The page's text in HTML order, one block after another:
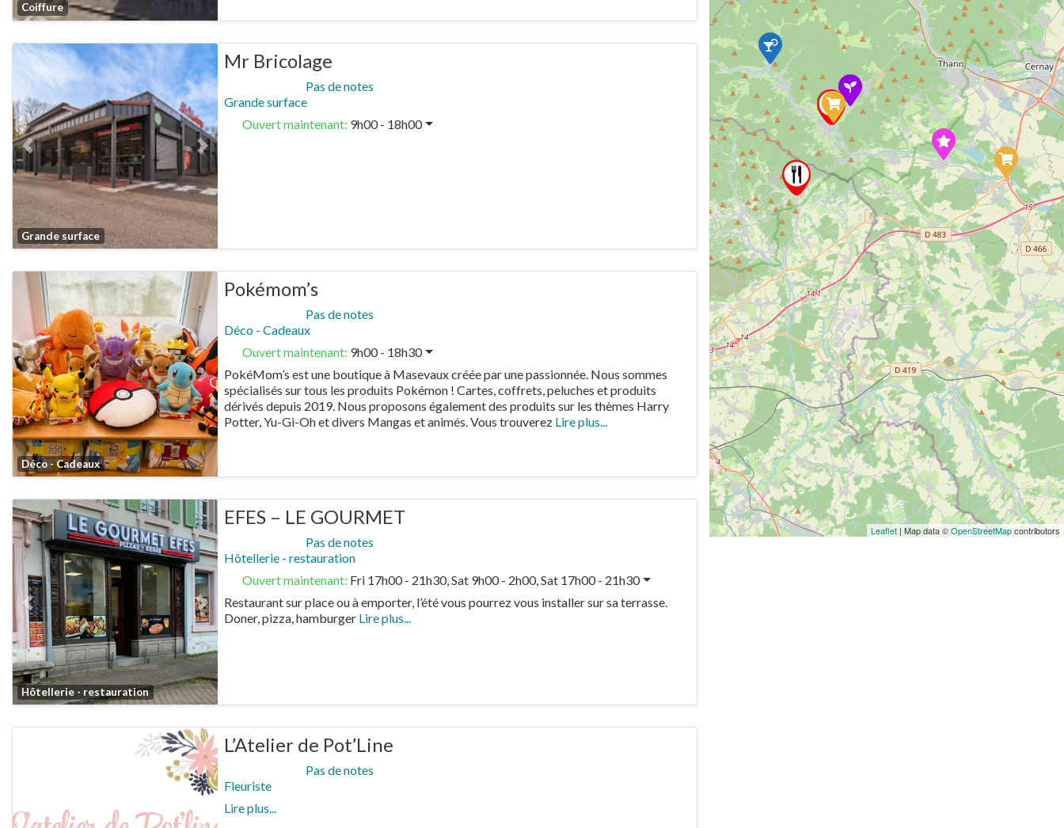
Coiffure
Favorite
Grande surface
Previous Next
Mr Bricolage
Pas de notes
Grande surface
Ouvert maintenant: 9h00 - 18h00
Favorite
Déco - Cadeaux
Previous Next
Pokémom’s
Pas de notes
Déco - Cadeaux
Ouvert maintenant: 9h00 - 18h30
PokéMom’s est une boutique à Masevaux créée par une passionnée. Nous sommes
spécialisés sur tous les produits Pokémon ! Cartes, coffrets, peluches et produits
dérivés depuis 2019. Nous proposons également des produits sur les thèmes Harry
Potter, Yu-Gi-Oh et divers Mangas et animés. Vous trouverez Lire plus...
Favorite
Hôtellerie - restauration
Previous Next
EFES – LE GOURMET
Pas de notes
Hôtellerie - restauration
Ouvert maintenant: Fri 17h00 - 21h30, Sat 9h00 - 2h00, Sat 17h00 - 21h30
Restaurant sur place ou à emporter, l’été vous pourrez vous installer sur sa terrasse.
Doner, pizza, hamburger Lire plus...
L’Atelier de Pot’Line
Pas de notes
Fleuriste
Lire plus...
Leaflet | Map data ©OpenStreetMapcontributors